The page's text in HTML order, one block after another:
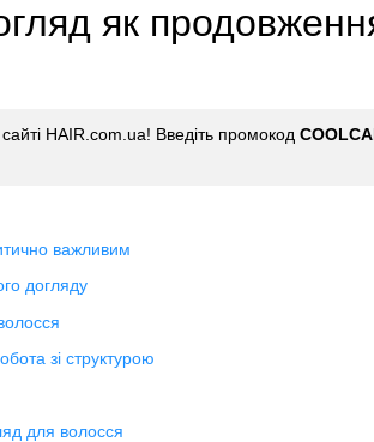
як
HAIR.com.ua! Введіть промокод
важливим
догляду
зі структурою
для волосся